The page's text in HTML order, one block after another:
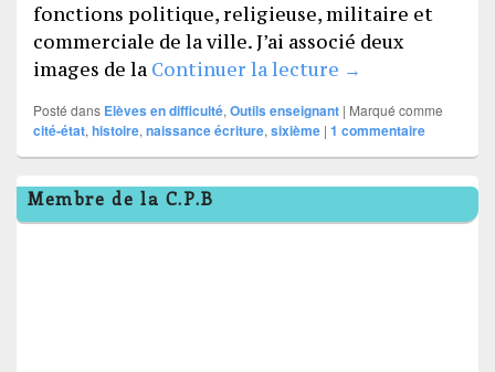
fonctions politique, religieuse, militaire et
commerciale de la ville. J’ai associé deux
images de la Continuer la lecture Cité-Etat et
→
Posté dans Elèves en difficulté, Outils enseignant | Marqué comme
cité-état, histoire, naissance écriture, sixième | 1 commentaire
Zone
principale
de
Membre de la C.P.B